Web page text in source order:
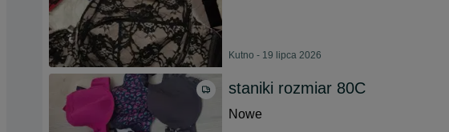
Kutno - 19 lipca 2026
staniki rozmiar 80C
Nowe